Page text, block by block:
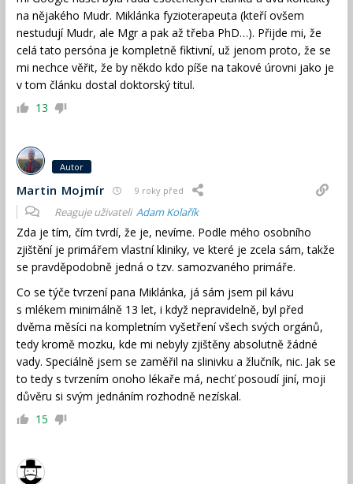
na nějakého Mudr. Miklánka fyzioterapeuta (kteří ovšem
nestudují Mudr, ale Mgr a pak až třeba PhD…). Přijde mi, že
celá tato persóna je kompletně fiktivní, už jenom proto, že se
mi nechce věřit, že by někdo kdo píše na takové úrovni jako je
v tom článku dostal doktorský titul.
13
Autor
Martin Mojmír 9 roky před
Reaguje uživateli Adam Kolařík
Zda je tím, čím tvrdí, že je, nevíme. Podle mého osobního
zjištění je primářem vlastní kliniky, ve které je zcela sám, takže
se pravděpodobně jedná o tzv. samozvaného primáře.
Co se týče tvrzení pana Miklánka, já sám jsem pil kávu
s mlékem minimálně 13 let, i když nepravidelně, byl před
dvěma měsíci na kompletním vyšetření všech svých orgánů,
tedy kromě mozku, kde mi nebyly zjištěny absolutně žádné
vady. Speciálně jsem se zaměřil na slinivku a žlučník, nic. Jak se
to tedy s tvrzením onoho lékaře má, nechť posoudí jiní, moji
důvěru si svým jednáním rozhodně nezískal.
15